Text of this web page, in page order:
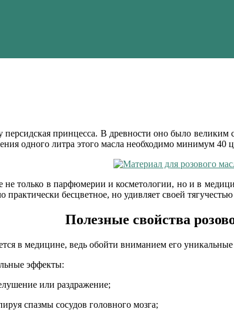
принцесса. В древности оно было
одного литра этого масла необходимо минимум 40
только в парфюмерии и косметологии, но и в
бесцветное, но удивляет своей
Полезные свойства
в медицине, ведь обойти вниманием его
эффекты:
или раздражение;
спазмы сосудов головного мозга;